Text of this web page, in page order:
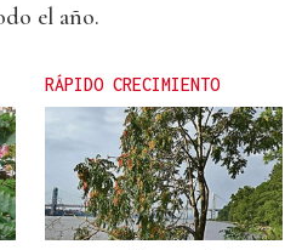
el año.
RÁPIDO CRECIMIENTO